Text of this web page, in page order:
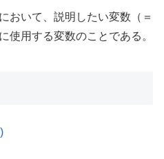
おいて、説明したい変数（＝
使用する変数のことである。